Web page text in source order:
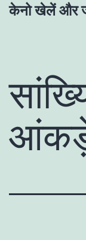
केनो खेलें और